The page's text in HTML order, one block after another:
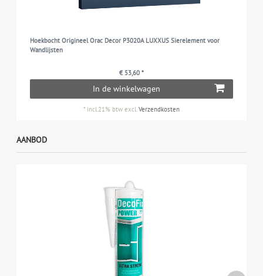
Hoekbocht Origineel Orac Decor P3020A LUXXUS Sierelement voor
Wandlijsten
€ 53,60 *
In de winkelwagen
* incl.21% btw excl. Verzendkosten
AANBOD